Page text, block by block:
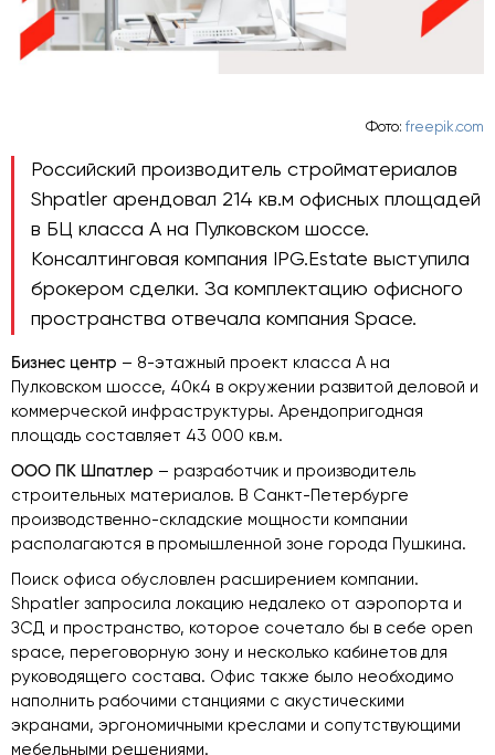
Фото: freepik.com
Российский производитель стройматериалов
Shpatler арендовал 214 кв.м офисных площадей
в БЦ класса А на Пулковском шоссе.
Консалтинговая компания IPG.Estate выступила
брокером сделки. За комплектацию офисного
пространства отвечала компания Space.
Бизнес центр – 8-этажный проект класса А на
Пулковском шоссе, 40к4 в окружении развитой деловой и
коммерческой инфраструктуры. Арендопригодная
площадь составляет 43 000 кв.м.
ООО ПК Шпатлер – разработчик и производитель
строительных материалов. В Санкт-Петербурге
производственно-складские мощности компании
располагаются в промышленной зоне города Пушкина.
Поиск офиса обусловлен расширением компании.
Shpatler запросила локацию недалеко от аэропорта и
ЗСД и пространство, которое сочетало бы в себе open
space, переговорную зону и несколько кабинетов для
руководящего состава. Офис также было необходимо
наполнить рабочими станциями с акустическими
экранами, эргономичными креслами и сопутствующими
мебельными решениями.